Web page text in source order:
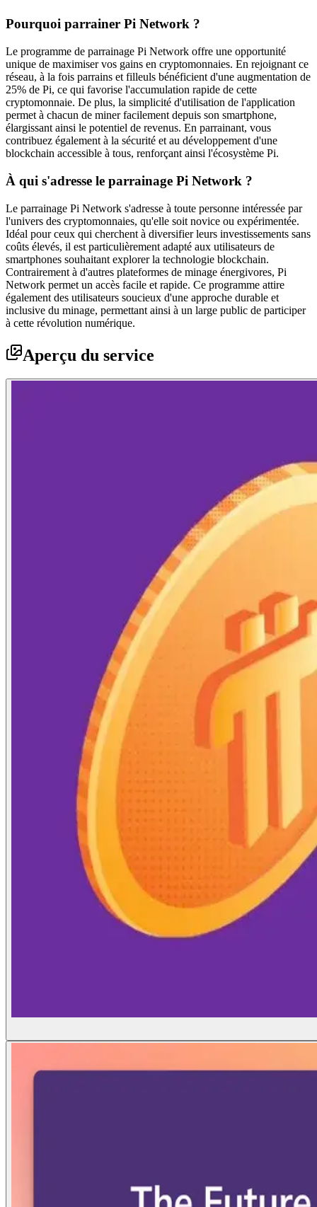
Pourquoi parrainer Pi Network ?
Le programme de parrainage Pi Network offre une opportunité
unique de maximiser vos gains en cryptomonnaies. En rejoignant ce
réseau, à la fois parrains et filleuls bénéficient d'une augmentation de
25% de Pi, ce qui favorise l'accumulation rapide de cette
cryptomonnaie. De plus, la simplicité d'utilisation de l'application
permet à chacun de miner facilement depuis son smartphone,
élargissant ainsi le potentiel de revenus. En parrainant, vous
contribuez également à la sécurité et au développement d'une
blockchain accessible à tous, renforçant ainsi l'écosystème Pi.
À qui s'adresse le parrainage Pi Network ?
Le parrainage Pi Network s'adresse à toute personne intéressée par
l'univers des cryptomonnaies, qu'elle soit novice ou expérimentée.
Idéal pour ceux qui cherchent à diversifier leurs investissements sans
coûts élevés, il est particulièrement adapté aux utilisateurs de
smartphones souhaitant explorer la technologie blockchain.
Contrairement à d'autres plateformes de minage énergivores, Pi
Network permet un accès facile et rapide. Ce programme attire
également des utilisateurs soucieux d'une approche durable et
inclusive du minage, permettant ainsi à un large public de participer
à cette révolution numérique.
Aperçu du service